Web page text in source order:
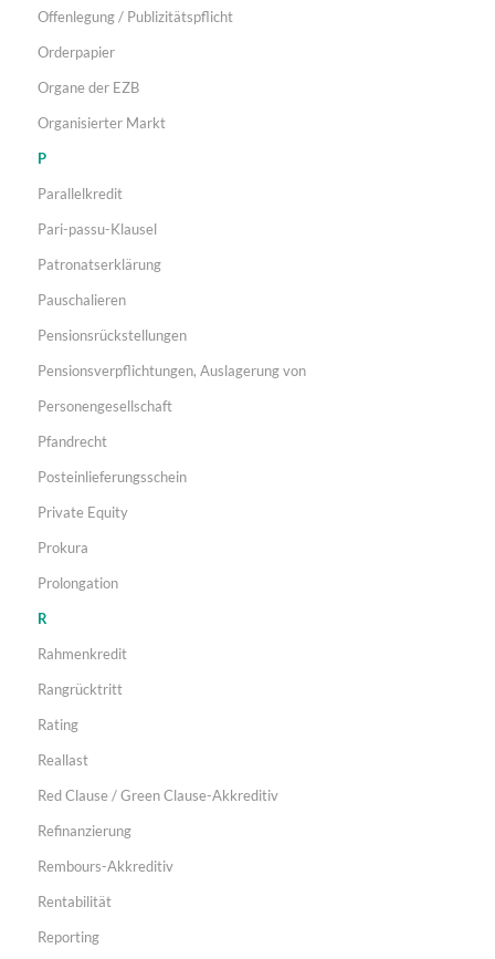
Offenlegung / Publizitätspflicht
Orderpapier
Organe der EZB
Organisierter Markt
P
Parallelkredit
Pari-passu-Klausel
Patronatserklärung
Pauschalieren
Pensionsrückstellungen
Pensionsverpflichtungen, Auslagerung von
Personengesellschaft
Pfandrecht
Posteinlieferungsschein
Private Equity
Prokura
Prolongation
R
Rahmenkredit
Rangrücktritt
Rating
Reallast
Red Clause / Green Clause-Akkreditiv
Refinanzierung
Rembours-Akkreditiv
Rentabilität
Reporting